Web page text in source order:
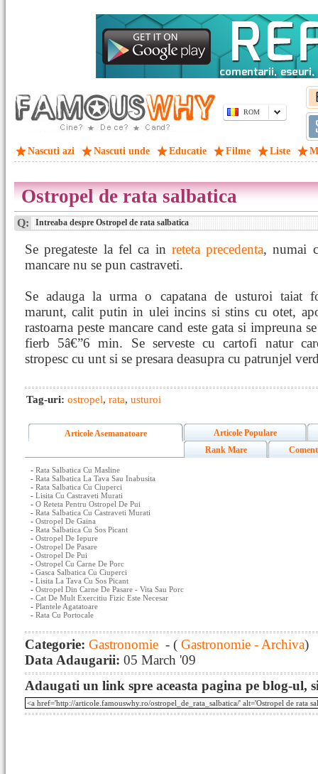
ROM
Nascuti azi Nascuti unde Educatie Filme Liste
Ostropel de rata salbatica
Q: Intreaba despre Ostropel de rata salbatica
Se pregateste la fel ca in reteta precedenta, numai
mancare nu se pun castraveti.
Se adauga la urma o capatana de usturoi taiat
marunt, calit putin in ulei incins si stins cu otet,
rastoarna peste mancare cand este gata si impreuna
fierb 5â€”6 min. Se serveste cu cartofi natur
stropesc cu unt si se presara deasupra cu patrunjel
Tag-uri: ostropel, rata, usturoi
Articole Asemanatoare
Articole Populare
Rank Mare
- Rata Salbatica Cu Masline
- Rata Salbatica La Tava Sau Inabusita
- Rata Salbatica Cu Ciuperci
- Lisita Cu Castraveti Murati
- O Reteta Pentru Ostropel De Pui
- Rata Salbatica Cu Castraveti Murati
- Ostropel De Gaina
- Rata Salbatica Cu Sos Picant
- Ostropel De Iepure
- Ostropel De Pasare
- Ostropel De Pui
- Ostropel Cu Carne De Porc
- Gasca Salbatica Cu Ciuperci
- Lisita La Tava Cu Sos Picant
- Ostropel Din Carne De Pasare - Vita Sau Porc
- Cat De Mult Exercitiu Fizic Este Necesar
- Plantele Agatatoare
- Rata Cu Portocale
Categorie: Gastronomie - ( Gastronomie - Archiva)
Data Adaugarii: 05 March '09
Adaugati un link spre aceasta pagina pe blog-ul,